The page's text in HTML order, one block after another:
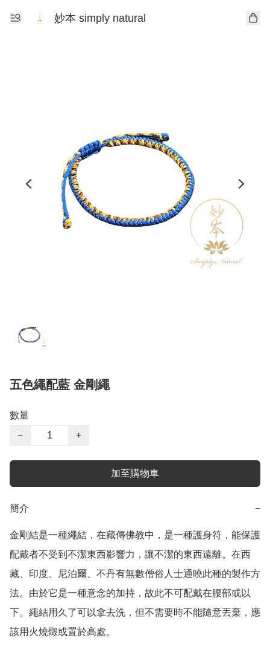
妙本 simply natural
五色繩配藍 金剛繩
數量
−
+
加至購物車
簡介 −
金剛結是一種繩結，在藏傳佛教中，是一種護身符，能保護
配戴者不受到不潔東西影響力，讓不潔的東西遠離。在西
藏、印度、尼泊爾、不丹有無數僧俗人士通曉此種的製作方
法。由於它是一種意念的加持，故此不可配戴在腰部或以
下。繩結用久了可以拿去洗，但不需要時不能隨意丟棄，應
該用火燒燬或置於高處。